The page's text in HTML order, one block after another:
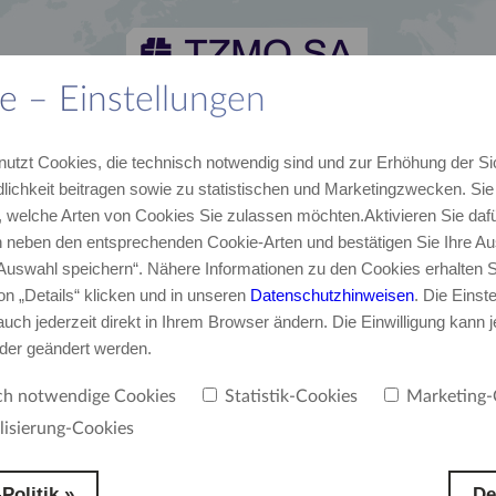
– Einstellungen
Cookies, die technisch notwendig sind und zur Erhöhung der
beitragen sowie zu statistischen und Marketingzwecken.
welche Arten von Cookies Sie zulassen möchten.Aktivieren Sie
den entsprechenden Cookie-Arten und bestätigen Sie Ihre
speichern“. Nähere Informationen zu den Cookies erhalten
„Details“ klicken und in unseren Datenschutzhinweisen. Die
jederzeit direkt in Ihrem Browser ändern. Die Einwilligung kann
geändert werden.
notwendige Cookies Statistik-Cookies
Marketing-
Cookies
TZMO Unser Team E-Mail, Telefon Über uns
für Langzeitpflege
15 Jahren organisiert die Unternehmensgruppe TZMO SA die
Veranstaltung, die gänzlich der Langzeitpflege gewidmet ist.